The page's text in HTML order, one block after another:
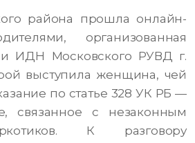
района прошла онлайн-
организованная
ИДН Московского РУВД г.
выступила женщина, чей
по статье 328 УК РБ —
связанное с незаконным
К разговору